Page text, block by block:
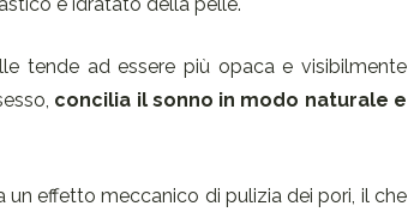
tende ad essere più opaca e visibilmente
concilia il sonno in modo naturale e
un effetto meccanico di pulizia dei pori, il che